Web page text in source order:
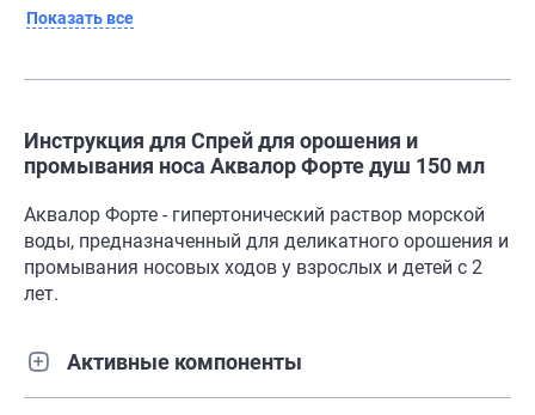
Показать все
Инструкция для Спрей для орошения и
промывания носа Аквалор Форте душ 150 мл
Аквалор Форте - гипертонический раствор морской
воды, предназначенный для деликатного орошения и
промывания носовых ходов у взрослых и детей с 2
лет.
Активные компоненты